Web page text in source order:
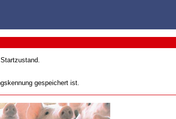
gespeichert ist.